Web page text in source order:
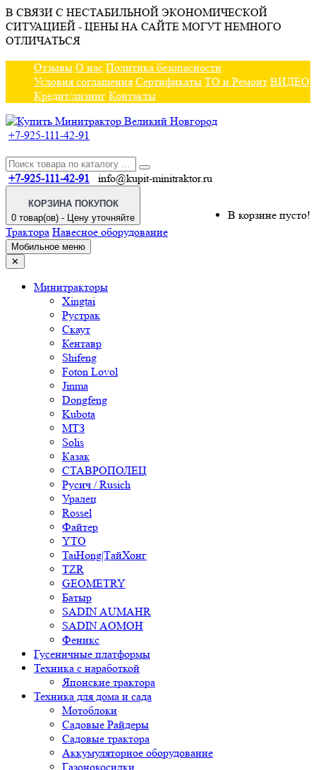
В СВЯЗИ С НЕСТАБИЛЬНОЙ ЭКОНОМИЧЕСКОЙ
СИТУАЦИЕЙ - ЦЕНЫ НА САЙТЕ МОГУТ НЕМНОГО
ОТЛИЧАТЬСЯ
Отзывы О нас Политика безопасности
Условия соглашения Сертификаты ТО и Ремонт ВИДЕО
Кредит/лизинг Контакты
+7-925-111-42-91
+7-925-111-42-91 info@kupit-minitraktor.ru
КОРЗИНА ПОКУПОК
0 товар(ов) - Цену уточняйте
В корзине пусто!
Трактора Навесное оборудование
Мобильное меню
✕
Минитракторы
Xingtai
Рустрак
Скаут
Кентавр
Shifeng
Foton Lovol
Jinma
Dongfeng
Kubota
МТЗ
Solis
Казак
СТАВРОПОЛЕЦ
Русич / Rusich
Уралец
Rossel
Файтер
YTO
TaiHong|ТайХонг
TZR
GEOMETRY
Батыр
SADIN AUMAHR
SADIN AOMOH
Феникс
Гусеничные платформы
Техника с наработкой
Японские трактора
Техника для дома и сада
Мотоблоки
Садовые Райдеры
Садовые трактора
Аккумуляторное оборудование
Газонокосилки